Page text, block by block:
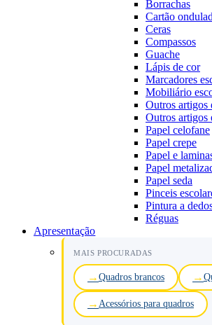
Borrachas
Cartão
Ceras
Compassos
Guache
Lápis de cor
Marcadores
Mobiliário
Outros artigos
Outros artigos
Papel celofane
Papel crepe
Papel e
Papel
Papel seda
Pinceis
Pintura a
Réguas
Apresentação
MAIS PROCURADAS
Quadros brancos
Acessórios para quadros